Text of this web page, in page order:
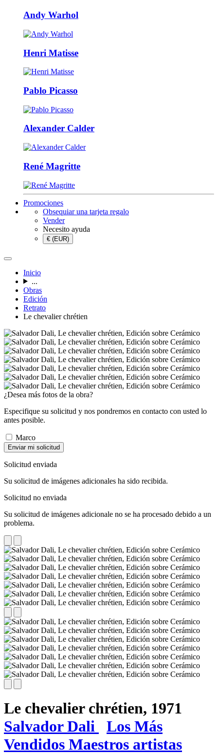
Andy Warhol
Henri Matisse
Pablo Picasso
Alexander Calder
René Magritte
Promociones
Obsequiar una tarjeta regalo
Vender
Necesito ayuda
€ (EUR)
Inicio
...
Obras
Edición
Retrato
Le chevalier chrétien
¿Desea más fotos de la obra?
Especifique su solicitud y nos pondremos en contacto con usted lo
antes posible.
Marco
Enviar mi solicitud
Solicitud enviada
Su solicitud de imágenes adicionales ha sido recibida.
Solicitud no enviada
Su solicitud de imágenes adicionale no se ha procesado debido a un
problema.
Le chevalier chrétien, 1971
Salvador Dali
Los Más
Vendidos Maestros artistas